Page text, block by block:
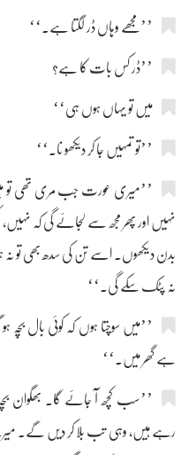
’’مجھے وہاں ڈر لگتا ہے۔‘‘
’’ڈر کس بات کا ہے؟
میں تو یہاں ہوں ہی‘‘
’’تو تمہیں جا کر دیکھو نا۔‘‘
’’میری عورت جب مری تھی
نہیں اور پھر مجھ سے لجائے گی کہ نہیں،
بدن دیکھوں۔ اسے تن کی سدھ بھی تو نہ
نہ پٹک سکے گی۔‘‘
’’میں سوچتا ہوں کہ کوئی بال بچہ ہو
ہے گھر میں۔‘‘
’’سب کچھ آ جائے گا۔ بھگوان
رہے ہیں، وہی تب بلا کر دیں گے۔ میرے